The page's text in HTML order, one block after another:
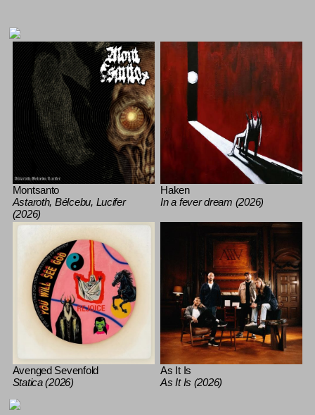
Montsanto
Astaroth, Bélcebu, Lucifer
(2026)
Haken
In a fever dream (2026)
Avenged Sevenfold
Statica (2026)
As It Is
As It Is (2026)